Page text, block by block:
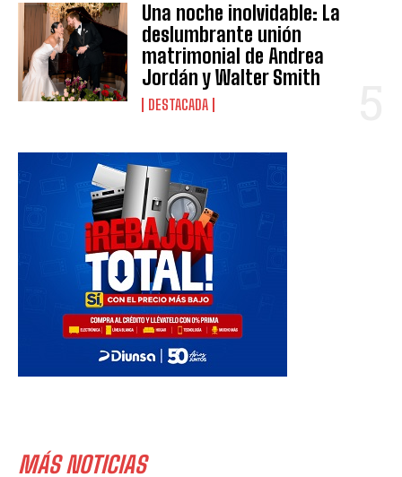
Una noche inolvidable: La
deslumbrante unión
matrimonial de Andrea
Jordán y Walter Smith
DESTACADA
MÁS NOTICIAS